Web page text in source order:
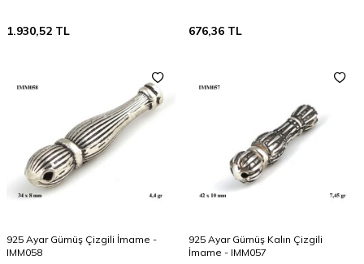
1.930,52 TL 676,36 TL
925 Ayar Gümüş Çizgili İmame -
IMM058
925 Ayar Gümüş Kalın Çizgili
İmame - IMM057